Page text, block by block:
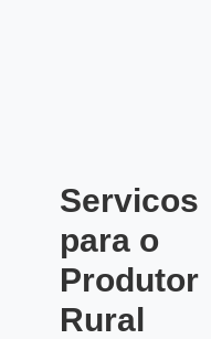
Servicos
para o
Produtor
Rural